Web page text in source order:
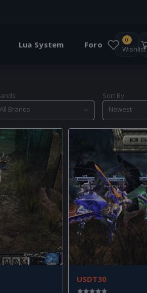
Lua System Foro 0
Wishlist
All Brands
Sort By
Newest
USDT30